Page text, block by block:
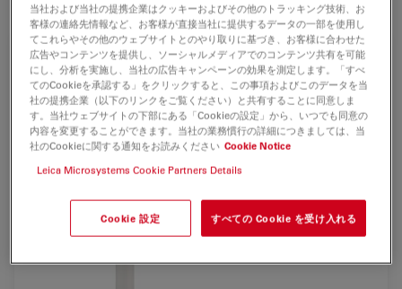
当社および当社の提携企業はクッキーおよびその他のトラッキング技術、お
客様の連絡先情報など、お客様が直接当社に提供するデータの一部を使用し
てこれらやその他のウェブサイトとのやり取りに基づき、お客様に合わせた
広告やコンテンツを提供し、ソーシャルメディアでのコンテンツ共有を可能
にし、分析を実施し、当社の広告キャンペーンの効果を測定します。「すべ
てのCookieを承認する」をクリックすると、この事項およびこのデータを当
社の提携企業（以下のリンクをご覧ください）と共有することに同意しま
す。当社ウェブサイトの下部にある「Cookieの設定」から、いつでも同意の
内容を変更することができます。当社の業務慣行の詳細につきましては、当
社のCookieに関する通知をお読みください Cookie Notice
Leica Microsystems Cookie Partners Details
Cookie 設定 すべての Cookie を受け入れる